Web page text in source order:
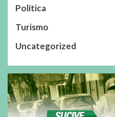
Política
Turismo
Uncategorized